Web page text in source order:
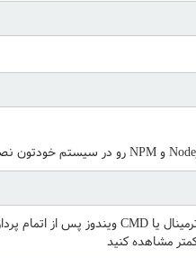
مشاهده کنید